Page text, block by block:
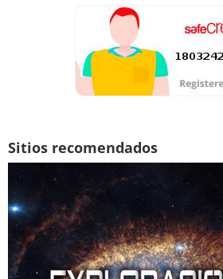
Sitios recomendados